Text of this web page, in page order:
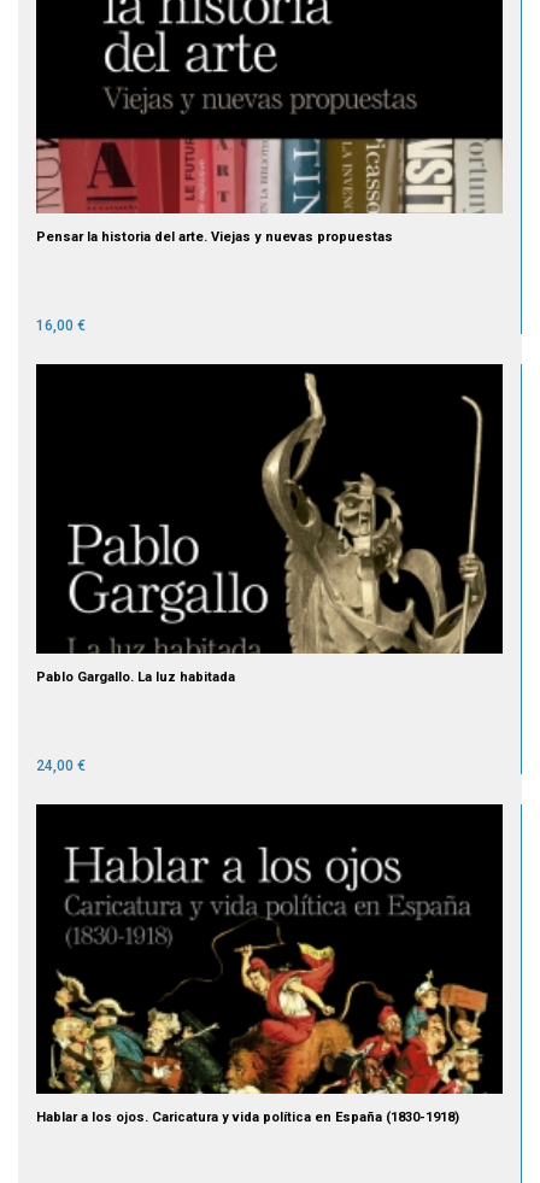
Pensar la historia del arte. Viejas y nuevas propuestas
16,00 €
Pablo Gargallo. La luz habitada
24,00 €
Hablar a los ojos. Caricatura y vida política en España (1830-1918)